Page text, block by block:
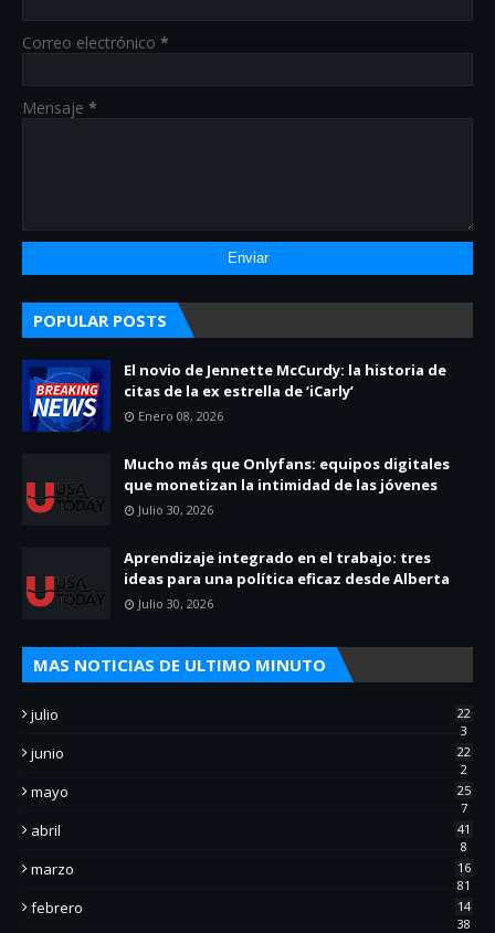
Correo electrónico *
Mensaje *
POPULAR POSTS
El novio de Jennette McCurdy: la historia de
citas de la ex estrella de ‘iCarly’
Enero 08, 2026
Mucho más que Onlyfans: equipos digitales
que monetizan la intimidad de las jóvenes
Julio 30, 2026
Aprendizaje integrado en el trabajo: tres
ideas para una política eficaz desde Alberta
Julio 30, 2026
MAS NOTICIAS DE ULTIMO MINUTO
julio
22
3
junio
22
2
mayo
25
7
abril
41
8
marzo
16
81
febrero
14
38